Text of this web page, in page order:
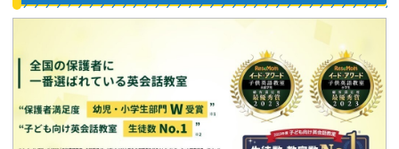
った今後の方針を考えてくださるので、
張っていますが、 WinBeで楽しく色々な
事を吸収してもらいたいと思います。